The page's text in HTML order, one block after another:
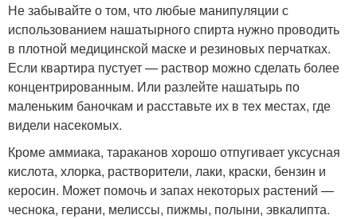
Не забывайте о том, что любые манипуляции с
использованием нашатырного спирта нужно проводить
в плотной медицинской маске и резиновых перчатках.
Если квартира пустует — раствор можно сделать более
концентрированным. Или разлейте нашатырь по
маленьким баночкам и расставьте их в тех местах, где
видели насекомых.
Кроме аммиака, тараканов хорошо отпугивает уксусная
кислота, хлорка, растворители, лаки, краски, бензин и
керосин. Может помочь и запах некоторых растений —
чеснока, герани, мелиссы, пижмы, полыни, эвкалипта.